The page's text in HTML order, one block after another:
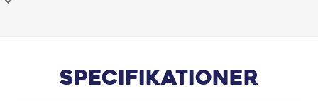
Android Auto
Specifikationer